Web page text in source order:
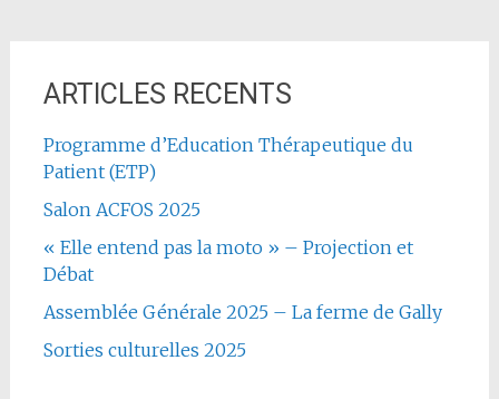
ARTICLES RECENTS
Programme d’Education Thérapeutique du
Patient (ETP)
Salon ACFOS 2025
« Elle entend pas la moto » – Projection et
Débat
Assemblée Générale 2025 – La ferme de Gally
Sorties culturelles 2025